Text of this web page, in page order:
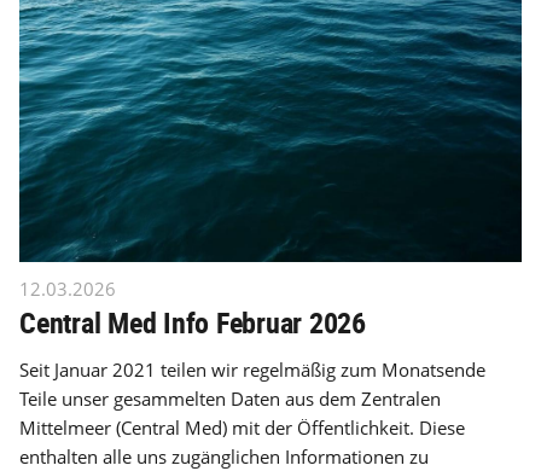
12.03.2026
Central Med Info Februar 2026
Seit Januar 2021 teilen wir regelmäßig zum Monatsende
Teile unser gesammelten Daten aus dem Zentralen
Mittelmeer (Central Med) mit der Öffentlichkeit. Diese
enthalten alle uns zugänglichen Informationen zu